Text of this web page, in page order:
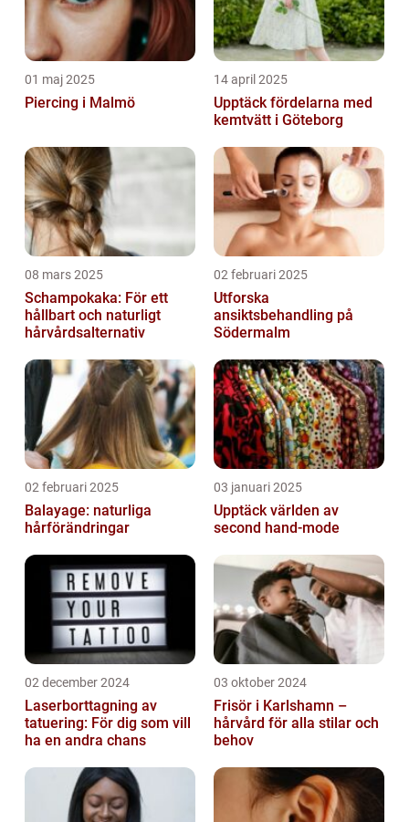
01 maj 2025
Piercing i Malmö
14 april 2025
Upptäck fördelarna med
kemtvätt i Göteborg
08 mars 2025
Schampokaka: För ett
hållbart och naturligt
hårvårdsalternativ
02 februari 2025
Utforska
ansiktsbehandling på
Södermalm
02 februari 2025
Balayage: naturliga
hårförändringar
03 januari 2025
Upptäck världen av
second hand-mode
02 december 2024
Laserborttagning av
tatuering: För dig som vill
ha en andra chans
03 oktober 2024
Frisör i Karlshamn –
hårvård för alla stilar och
behov